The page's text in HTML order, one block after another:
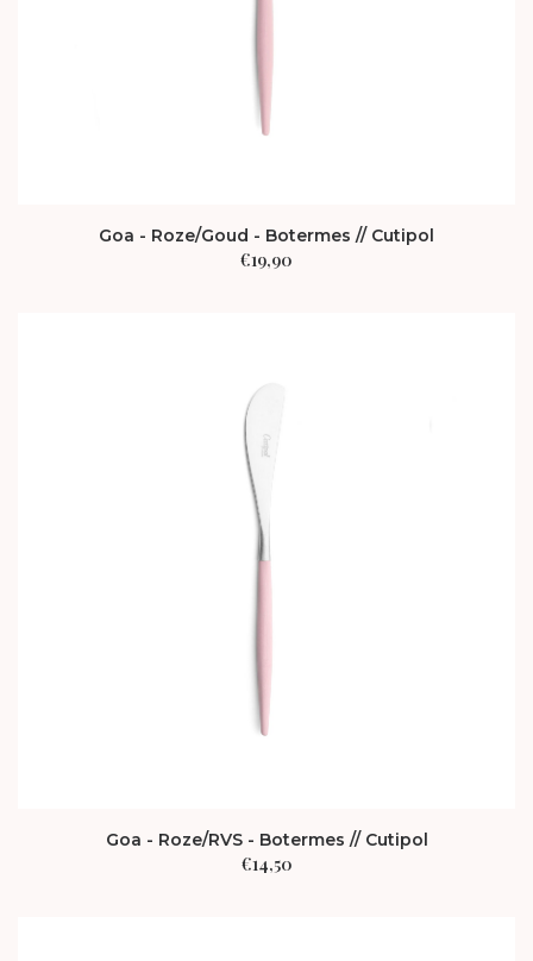
Goa - Roze/Goud - Botermes // Cutipol
€19,90
Goa - Roze/RVS - Botermes // Cutipol
€14,50